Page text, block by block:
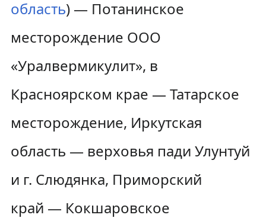
область) — Потанинское
месторождение ООО
«Уралвермикулит», в
Красноярском крае — Татарское
месторождение, Иркутская
область — верховья пади Улунтуй
и г. Слюдянка, Приморский
край — Кокшаровское